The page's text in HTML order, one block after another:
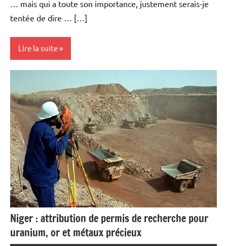
… mais qui a toute son importance, justement serais-je
tentée de dire … […]
Lire la suite
Ecologie
Economie
Energies
Matières
premières
Valeurs
du
CAC40
Niger : attribution de permis de recherche pour
uranium, or et métaux précieux